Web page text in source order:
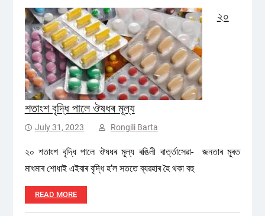
২০
শতাংশ বৃদ্ধি পালে ঔষধৰ মূল্য
July 31, 2023 Rongili Barta
২০ শতাংশ বৃদ্ধি পালে ঔষধৰ মূল্য ৰঙিলী বাৰ্ত্তাসেৱা- জনতাৰ মূৰত
মাধমাৰ শোধাই এইবাৰ বৃদ্ধি হ’ল সততে ব্যৱহাৰ হৈ থকা বহু
READ MORE